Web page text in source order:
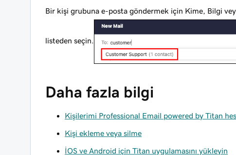
Bir kişi grubuna e-posta göndermek için Kime, Bilgi
listeden seçin.
Daha fazla bilgi
Kişilerimi Professional Email powered by Titan
Kişi ekleme veya silme
İOS ve Android için Titan uygulamasını yükleyin